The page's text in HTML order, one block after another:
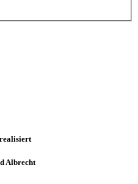
realisiert
Albrecht